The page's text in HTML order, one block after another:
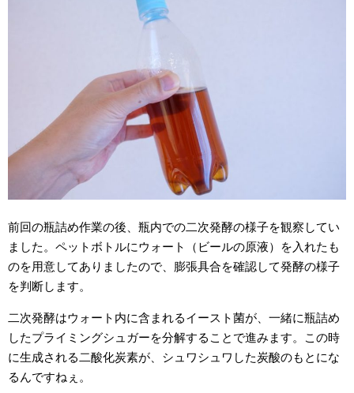
前回の瓶詰め作業の後、瓶内での二次発酵の様子を観察してい
ました。ペットボトルにウォート（ビールの原液）を入れたも
のを用意してありましたので、膨張具合を確認して発酵の様子
を判断します。
二次発酵はウォート内に含まれるイースト菌が、一緒に瓶詰め
したプライミングシュガーを分解することで進みます。この時
に生成される二酸化炭素が、シュワシュワした炭酸のもとにな
るんですねぇ。